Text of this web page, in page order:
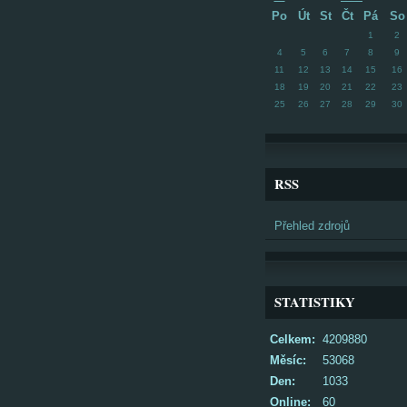
Po Út St Čt Pá So
1 2
4
5 6 7 8 9
11
12 13 14 15 16
18
19 20 21 22 23
25
26 27 28 29 30
RSS
Přehled zdrojů
STATISTIKY
Online: 60
Celkem: 4209880
Měsíc:
53068
Den:
1033